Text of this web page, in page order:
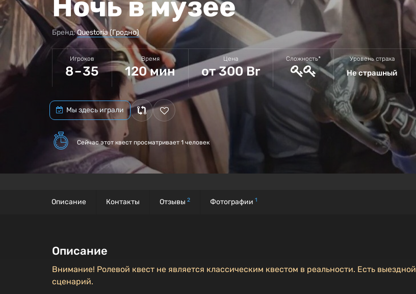
Ночь в музее
Бренд:Questoria (Гродно)
Игроков
8 – 35
Время
120 мин
Цена
от 300 Br
Сложность* Уровень страха
Не страшный
Мы здесь играли
Сейчас этот квест просматривает 1 человек
Описание Контакты Отзывы 2 Фотографии 1
Описание
Внимание! Ролевой квест не является классическим квестом в реальности. Есть выездной
сценарий.